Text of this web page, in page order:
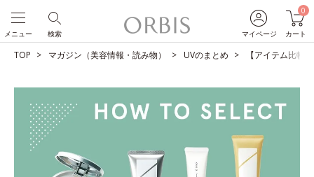
マイページ
0
カート
検索
メニュー
TOP マガジン（美容情報・読み物） UVのまとめ 【アイテム比較